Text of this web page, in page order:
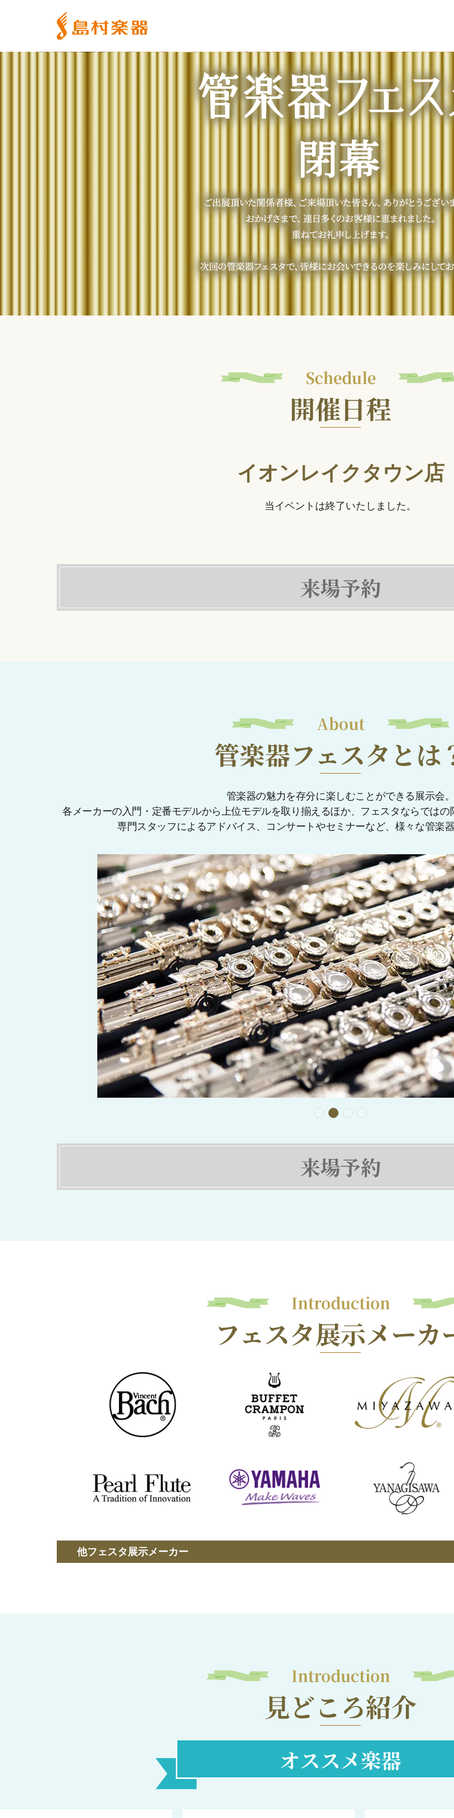
Schedule
開催日程
イオンレイクタウン店
当イベントは終了いたしました。
来場予約
About
管楽器フェスタとは
管楽器の魅力を存分に楽しむことができる展示会
各メーカーの入門・定番モデルから上位モデルを取り揃えるほか、フェスタならでは
専門スタッフによるアドバイス、コンサートやセミナーなど、様々な管楽
来場予約
Introduction
フェスタ展示メーカ
他フェスタ展示メーカー
Introduction
見どころ紹介
オススメ楽器